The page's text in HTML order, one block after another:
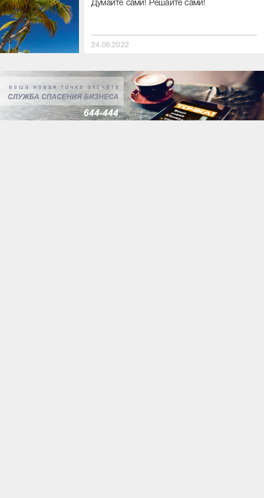
Думайте сами! Решайте сами!
24.06.2022